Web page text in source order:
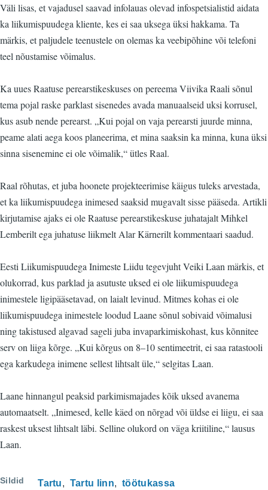
Väli lisas, et vajadusel saavad infolauas olevad infospetsialistid aidata
ka liikumispuudega kliente, kes ei saa uksega üksi hakkama. Ta
märkis, et paljudele teenustele on olemas ka veebipõhine või telefoni
teel nõustamise võimalus.
Ka uues Raatuse perearstikeskuses on pereema Viivika Raali sõnul
tema pojal raske parklast sisenedes avada manuaalseid uksi korrusel,
kus asub nende perearst. „Kui pojal on vaja perearsti juurde minna,
peame alati aega koos planeerima, et mina saaksin ka minna, kuna üksi
sinna sisenemine ei ole võimalik,“ ütles Raal.
Raal rõhutas, et juba hoonete projekteerimise käigus tuleks arvestada,
et ka liikumispuudega inimesed saaksid mugavalt sisse pääseda. Artikli
kirjutamise ajaks ei ole Raatuse perearstikeskuse juhatajalt Mihkel
Lemberilt ega juhatuse liikmelt Alar Kärnerilt kommentaari saadud.
Eesti Liikumispuudega Inimeste Liidu tegevjuht Veiki Laan märkis, et
olukorrad, kus parklad ja asutuste uksed ei ole liikumispuudega
inimestele ligipääsetavad, on laialt levinud. Mitmes kohas ei ole
liikumispuudega inimestele loodud Laane sõnul sobivaid võimalusi
ning takistused algavad sageli juba invaparkimiskohast, kus kõnnitee
serv on liiga kõrge. „Kui kõrgus on 8–10 sentimeetrit, ei saa ratastooli
ega karkudega inimene sellest lihtsalt üle,“ selgitas Laan.
Laane hinnangul peaksid parkimismajades kõik uksed avanema
automaatselt. „Inimesed, kelle käed on nõrgad või üldse ei liigu, ei saa
raskest uksest lihtsalt läbi. Selline olukord on väga kriitiline,“ lausus
Laan.
Sildid Tartu Tartu linn töötukassa